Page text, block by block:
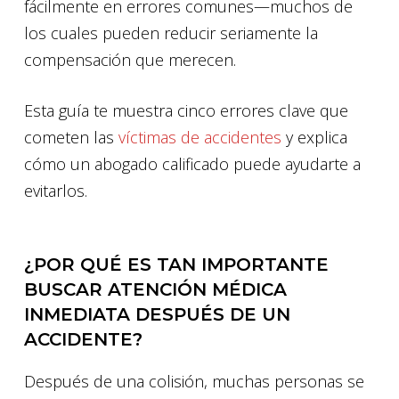
fácilmente en errores comunes—muchos de
los cuales pueden reducir seriamente la
compensación que merecen.
Esta guía te muestra cinco errores clave que
cometen las víctimas de accidentes y explica
cómo un abogado calificado puede ayudarte a
evitarlos.
¿POR QUÉ ES TAN IMPORTANTE
BUSCAR ATENCIÓN MÉDICA
INMEDIATA DESPUÉS DE UN
ACCIDENTE?
Después de una colisión, muchas personas se